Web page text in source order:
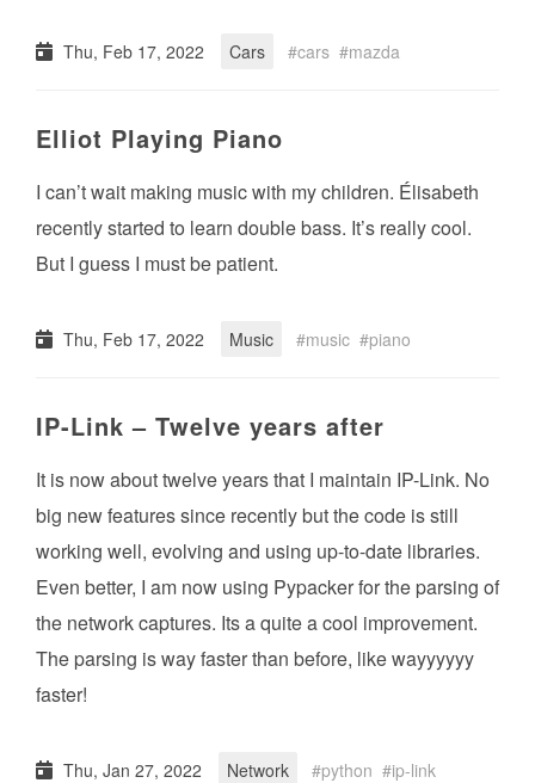
Thu, Feb 17, 2022 Cars cars mazda
Elliot Playing Piano
I can’t wait making music with my children. Élisabeth
recently started to learn double bass. It’s really cool.
But I guess I must be patient.
Thu, Feb 17, 2022 Music music piano
IP-Link – Twelve years after
It is now about twelve years that I maintain IP-Link. No
big new features since recently but the code is still
working well, evolving and using up-to-date libraries.
Even better, I am now using Pypacker for the parsing of
the network captures. Its a quite a cool improvement.
The parsing is way faster than before, like wayyyyyy
faster!
Thu, Jan 27, 2022 Network python
ip-link